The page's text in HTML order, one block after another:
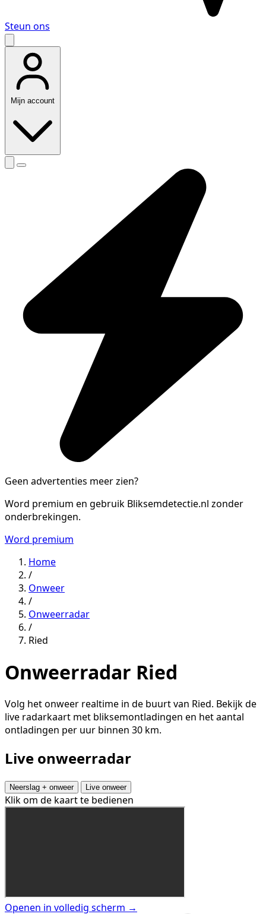
Steun ons
Mijn account
Geen advertenties meer zien?
Word premium en gebruik Bliksemdetectie.nl zonder
onderbrekingen.
Word premium
Home
/
Onweer
/
Onweerradar
/
Ried
Onweerradar Ried
Volg het onweer realtime in de buurt van Ried. Bekijk de
live radarkaart met bliksemontladingen en het aantal
ontladingen per uur binnen 30 km.
Live onweerradar
Neerslag + onweer Live onweer
Klik om de kaart te bedienen
Openen in volledig scherm →